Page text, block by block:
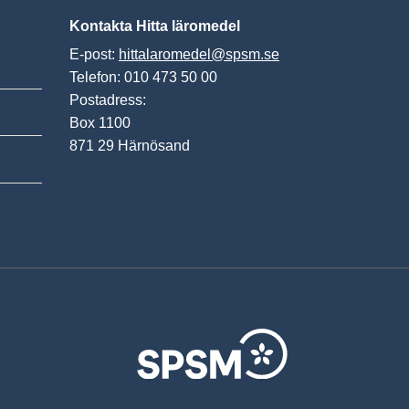
Kontakta Hitta läromedel
E-post: hittalaromedel@spsm.se
Telefon: 010 473 50 00
Postadress:
Box 1100
871 29 Härnösand